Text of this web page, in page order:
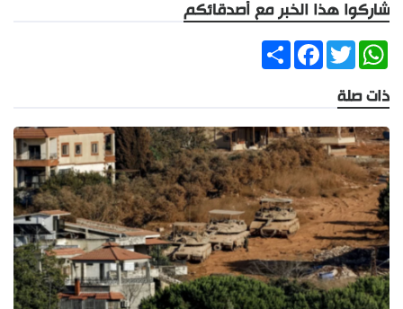
شاركوا هذا الخبر مع أصدقائكم
ShareFacebookTwitter
WhatsApp
ذات صلة